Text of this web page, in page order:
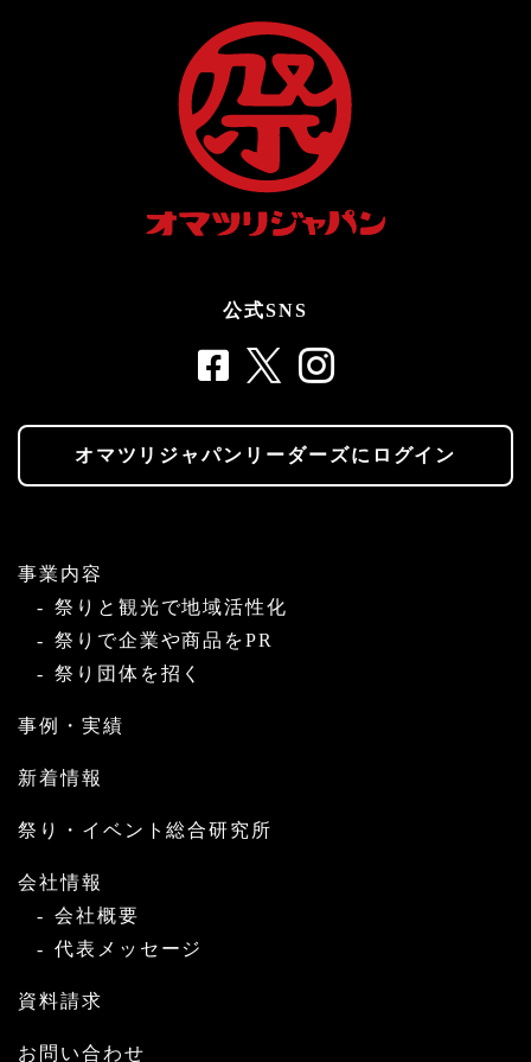
公式SNS
オマツリジャパンリーダーズにログイン
事業内容
祭りと観光で地域活性化
祭りで企業や商品をPR
祭り団体を招く
事例・実績
新着情報
祭り・イベント総合研究所
会社情報
会社概要
代表メッセージ
資料請求
お問い合わせ